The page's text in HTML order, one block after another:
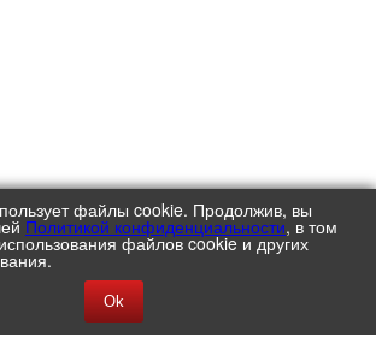
файлы cookie. Продолжив, вы
Политикой конфиденциальности, в том
файлов cookie и других
Ok